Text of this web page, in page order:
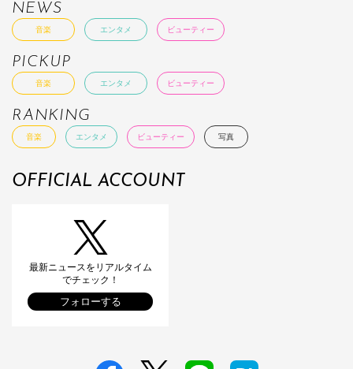
NEWS
音楽 エンタメ ビューティー
PICKUP
音楽 エンタメ ビューティー
RANKING
音楽 エンタメ ビューティー 写真
OFFICIAL ACCOUNT
最新ニュースをリアルタイム
でチェック！
フォローする